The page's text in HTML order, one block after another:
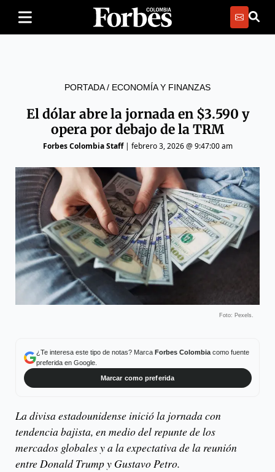
PORTADA/ ECONOMÍA Y FINANZAS
El dólar abre la jornada en $3.590 y
opera por debajo de la TRM
Forbes Colombia Staff| febrero 3, 2026 @ 9:47:00 am
Foto: Pexels.
¿Te interesa este tipo de notas? Marca Forbes Colombiacomo fuente
preferida en Google.
Marcar como preferida
La divisa estadounidense inició la jornada con
tendencia bajista, en medio del repunte de los
mercados globales y a la expectativa de la reunión
entre Donald Trump y Gustavo Petro.